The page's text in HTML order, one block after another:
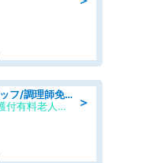
＞
「残業ほぼなし」調理スタッフ/調理師免許必須/正職員/日勤のみ/介護付き有料老人ホーム/社会保障完備
群馬郵便逓送 株式会社/介護付有料老人ホーム ふる里